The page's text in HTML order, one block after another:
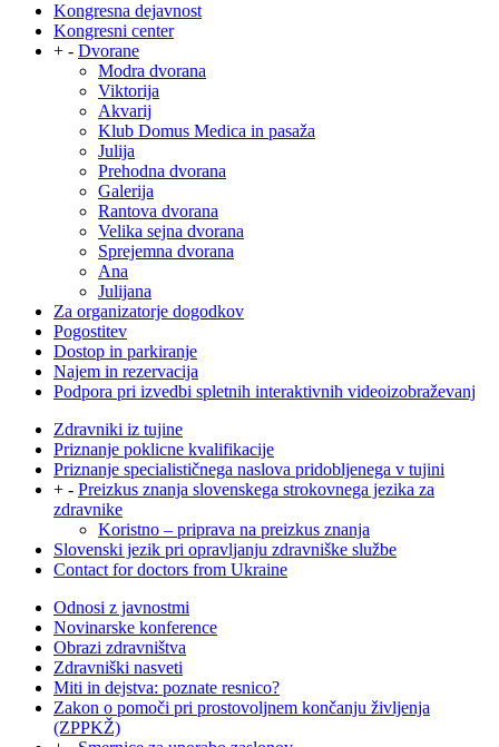
Kongresna dejavnost
Kongresni center
+ - Dvorane
Modra dvorana
Viktorija
Akvarij
Klub Domus Medica in pasaža
Julija
Prehodna dvorana
Galerija
Rantova dvorana
Velika sejna dvorana
Sprejemna dvorana
Ana
Julijana
Za organizatorje dogodkov
Pogostitev
Dostop in parkiranje
Najem in rezervacija
Podpora pri izvedbi spletnih interaktivnih videoizobraževanj
Zdravniki iz tujine
Priznanje poklicne kvalifikacije
Priznanje specialističnega naslova pridobljenega v tujini
+ - Preizkus znanja slovenskega strokovnega jezika za
zdravnike
Koristno – priprava na preizkus znanja
Slovenski jezik pri opravljanju zdravniške službe
Contact for doctors from Ukraine
Odnosi z javnostmi
Novinarske konference
Obrazi zdravništva
Zdravniški nasveti
Miti in dejstva: poznate resnico?
Zakon o pomoči pri prostovoljnem končanju življenja
(ZPPKŽ)